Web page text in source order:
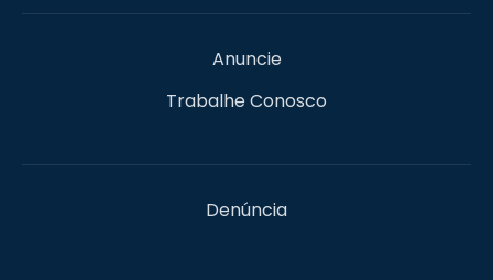
Anuncie
Trabalhe Conosco
Denúncia